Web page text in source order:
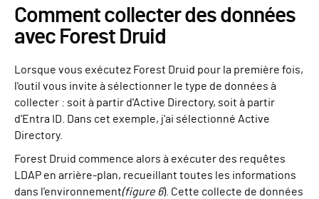
Comment collecter des données
avec Forest Druid
Lorsque vous exécutez Forest Druid pour la première fois,
l'outil vous invite à sélectionner le type de données à
collecter : soit à partir d'Active Directory, soit à partir
d'Entra ID. Dans cet exemple, j'ai sélectionné Active
Directory.
Forest Druid commence alors à exécuter des requêtes
LDAP en arrière-plan, recueillant toutes les informations
dans l'environnement(figure 6). Cette collecte de données